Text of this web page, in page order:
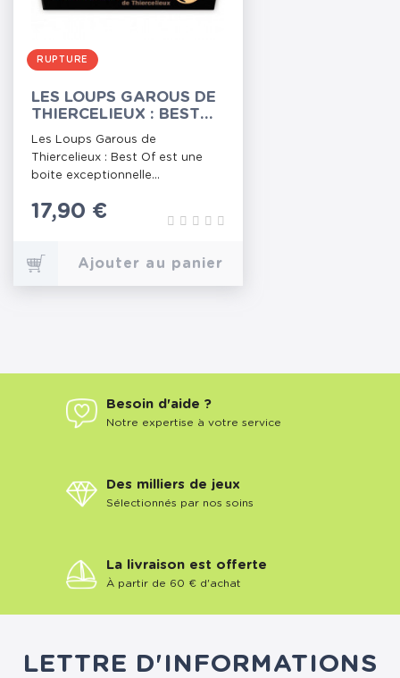
RUPTURE
LES LOUPS GAROUS DE
THIERCELIEUX : BEST
Les Loups Garous de
Thiercelieux : Best Of est une
boite exceptionnelle...
Prix
17,90 €
Ajouter au panier
Besoin d'aide ?
Notre expertise à votre service
Des milliers de jeux
Sélectionnés par nos soins
La livraison est offerte
À partir de 60 € d'achat
LETTRE D'INFORMATIONS